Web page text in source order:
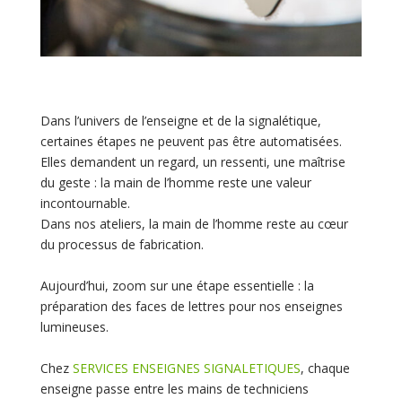
Dans l’univers de l’enseigne et de la signalétique,
certaines étapes ne peuvent pas être automatisées.
Elles demandent un regard, un ressenti, une maîtrise
du geste : la main de l’homme reste une valeur
incontournable.
Dans nos ateliers, la main de l’homme reste au cœur
du processus de fabrication.
Aujourd’hui, zoom sur une étape essentielle : la
préparation des faces de lettres pour nos enseignes
lumineuses.
Chez SERVICES ENSEIGNES SIGNALETIQUES, chaque
enseigne passe entre les mains de techniciens